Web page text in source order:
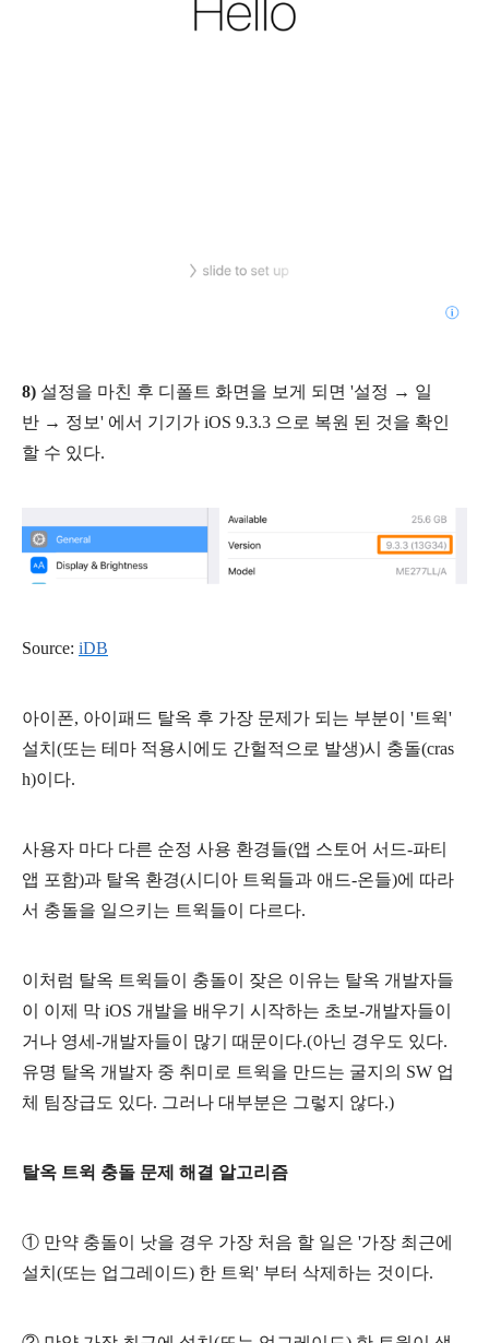
8) 설정을 마친 후 디폴트 화면을 보게 되면 '설정 → 일
반 → 정보' 에서 기기가 iOS 9.3.3 으로 복원 된 것을 확인
할 수 있다.
Source: iDB
아이폰, 아이패드 탈옥 후 가장 문제가 되는 부분이 '트윅'
설치(또는 테마 적용시에도 간헐적으로 발생)시 충돌(cras
h)이다.
사용자 마다 다른 순정 사용 환경들(앱 스토어 서드-파티
앱 포함)과 탈옥 환경(시디아 트윅들과 애드-온들)에 따라
서 충돌을 일으키는 트윅들이 다르다.
이처럼 탈옥 트윅들이 충돌이 잦은 이유는 탈옥 개발자들
이 이제 막 iOS 개발을 배우기 시작하는 초보-개발자들이
거나 영세-개발자들이 많기 때문이다.(아닌 경우도 있다.
유명 탈옥 개발자 중 취미로 트윅을 만드는 굴지의 SW 업
체 팀장급도 있다. 그러나 대부분은 그렇지 않다.)
탈옥 트윅 충돌 문제 해결 알고리즘
① 만약 충돌이 낫을 경우 가장 처음 할 일은 '가장 최근에
설치(또는 업그레이드) 한 트윅' 부터 삭제하는 것이다.